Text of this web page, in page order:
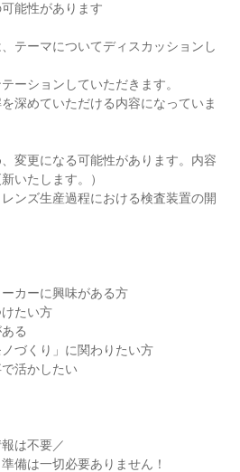
能性があります
テーマについてディスカッションし
ーションしていただきます。
深めていただける内容になっていま
変更になる可能性があります。内容
いたします。）
ンズ生産過程における検査装置の開
カーに興味がある方
たい方
る
づくり」に関わりたい方
活かしたい
は不要／
備は一切必要ありません！